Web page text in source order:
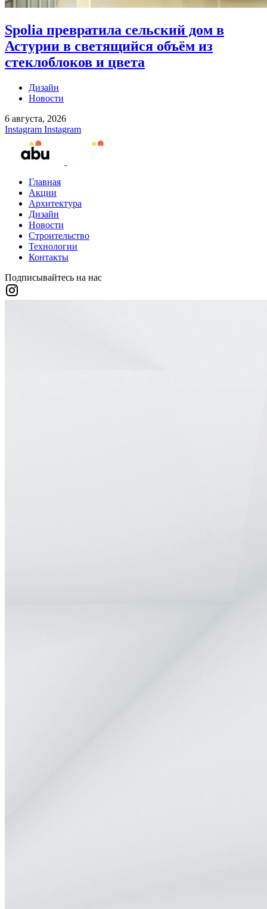
Spolia превратила сельский дом в
Астурии в светящийся объём из
стеклоблоков и цвета
Дизайн
Новости
6 августа, 2026
Instagram Instagram
Главная
Акции
Архитектура
Дизайн
Новости
Строительство
Технологии
Контакты
Подписывайтесь на нас